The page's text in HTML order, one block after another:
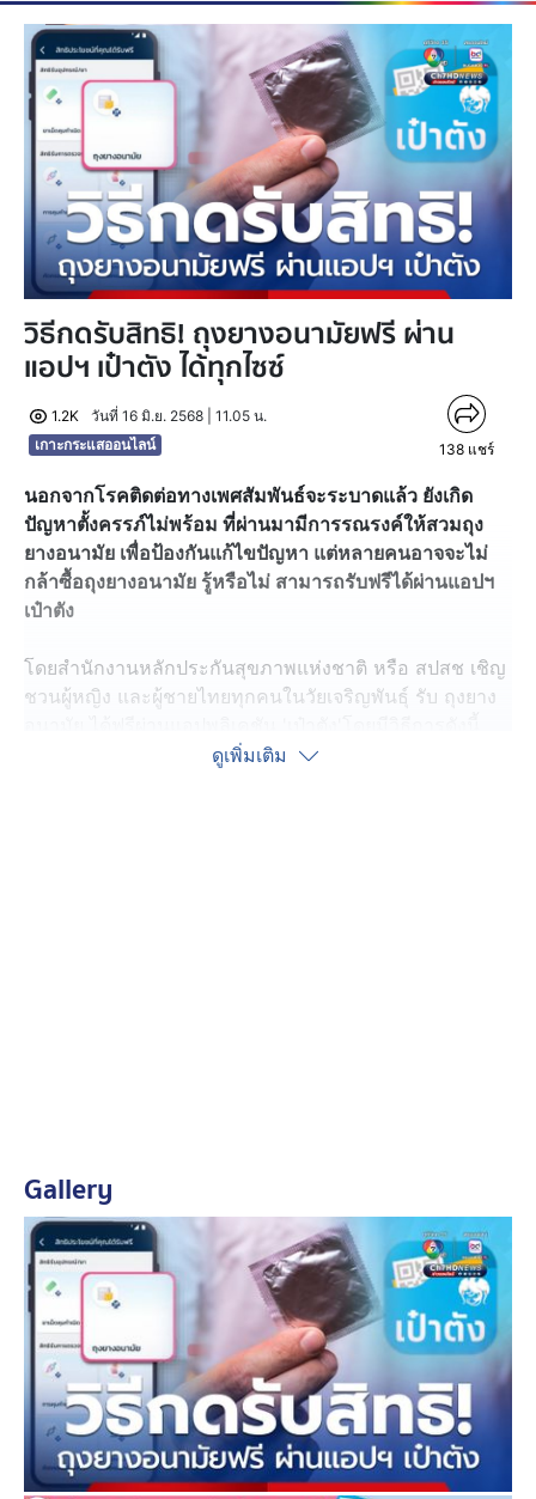
วิธีกดรับสิทธิ! ถุงยางอนามัยฟรี ผ่าน
แอปฯ เป๋าตัง ได้ทุกไซซ์
1.2K
วันที่ 16 มิ.ย. 2568 | 11.05 น.
เกาะกระแสออนไลน์
138 แชร์
นอกจากโรคติดต่อทางเพศสัมพันธ์จะระบาดแล้ว ยังเกิด
ปัญหาตั้งครรภ์ไม่พร้อม ที่ผ่านมามีการรณรงค์ให้สวมถุง
ยางอนามัย เพื่อป้องกันแก้ไขปัญหา แต่หลายคนอาจจะไม่
กล้าซื้อถุงยางอนามัย รู้หรือไม่ สามารถรับฟรีได้ผ่านแอปฯ
เป๋าตัง
โดยสำนักงานหลักประกันสุขภาพแห่งชาติ หรือ สปสช เชิญ
ชวนผู้หญิง และผู้ชายไทยทุกคนในวัยเจริญพันธุ์ รับ ถุงยาง
วิธีมารับถุงยางอนามัย
- ที่คลินิก สถานที่ที่เลือกไว้
- เข้าแอป “เป๋าตัง”
- เลือก นัดหมายของฉัน
- เลือก หน่วยบริการ
ดูเพิ่มเติม
Gallery